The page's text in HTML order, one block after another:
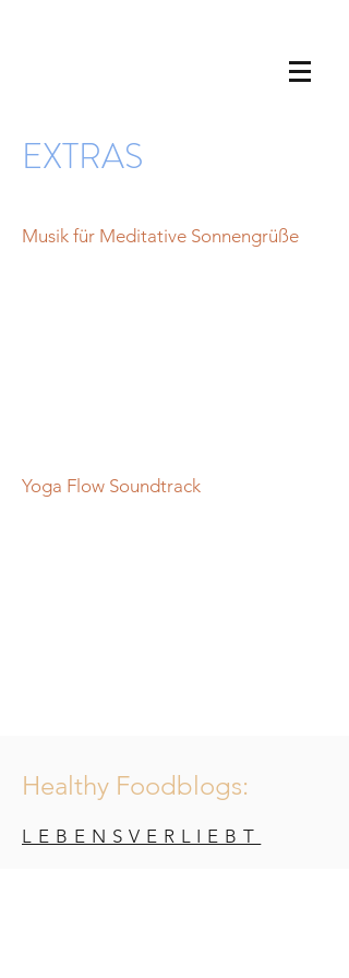
EXTRAS
Musik für Meditative Sonnengrüße
Yoga Flow Soundtrack
Healthy Foodblogs:
LEBENSVERLIEBT